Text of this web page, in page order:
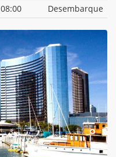
08:00 Desembarque